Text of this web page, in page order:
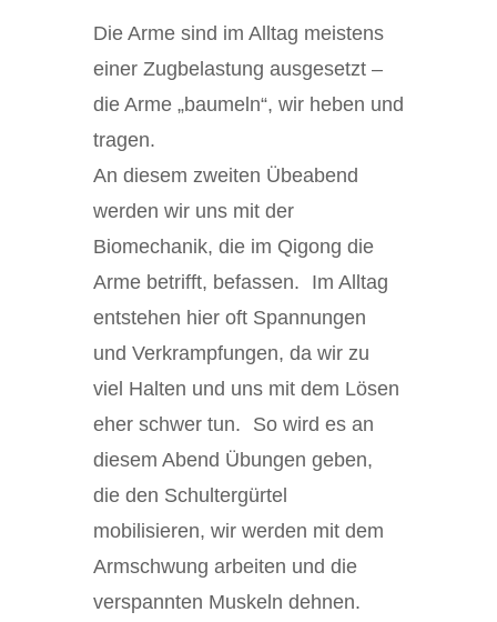
Die Arme sind im Alltag meistens
einer Zugbelastung ausgesetzt –
die Arme „baumeln“, wir heben und
tragen.
An diesem zweiten Übeabend
werden wir uns mit der
Biomechanik, die im Qigong die
Arme betrifft, befassen. Im Alltag
entstehen hier oft Spannungen
und Verkrampfungen, da wir zu
viel Halten und uns mit dem Lösen
eher schwer tun. So wird es an
diesem Abend Übungen geben,
die den Schultergürtel
mobilisieren, wir werden mit dem
Armschwung arbeiten und die
verspannten Muskeln dehnen.